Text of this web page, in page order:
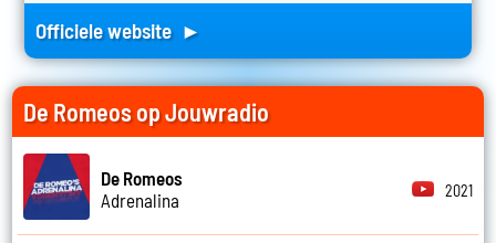
Officiele website ►
De Romeos op Jouwradio
De Romeos
Adrenalina
2021